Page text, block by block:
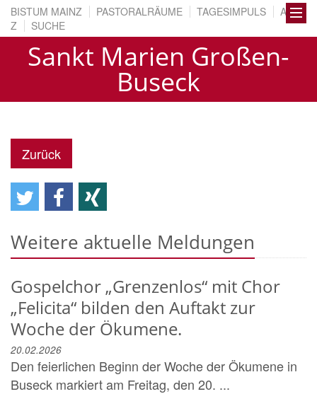
BISTUM MAINZ PASTORALRÄUME TAGESIMPULS
A BIS
Z
SUCHE
Sankt Marien Großen-
Buseck
Zurück
Weitere aktuelle Meldungen
Gospelchor „Grenzenlos“ mit Chor
„Felicita“ bilden den Auftakt zur
Woche der Ökumene.
20.02.2026
Den feierlichen Beginn der Woche der Ökumene in
Buseck markiert am Freitag, den 20. ...